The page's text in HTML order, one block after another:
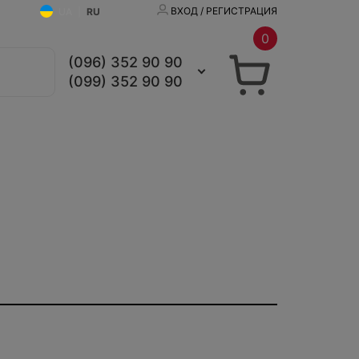
RU ВХОД / РЕГИСТРАЦИЯ
(096) 352 90 90
(099) 352 90 90
0